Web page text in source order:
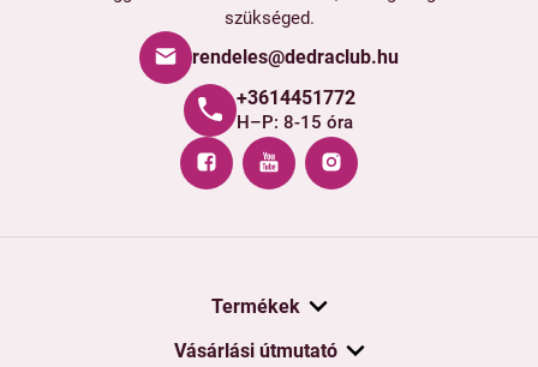
szükséged.
rendeles@dedraclub.hu
+3614451772
H–P: 8-15 óra
Termékek
Vásárlási útmutató